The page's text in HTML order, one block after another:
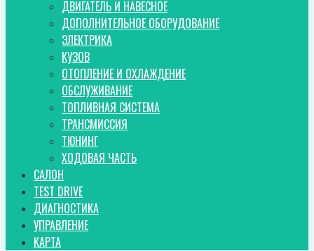
ДВИГАТЕЛЬ И НАВЕСНОЕ
ДОПОЛНИТЕЛЬНОЕ ОБОРУДОВАНИЕ
ЭЛЕКТРИКА
КУЗОВ
ОТОПЛЕНИЕ И ОХЛАЖДЕНИЕ
ОБСЛУЖИВАНИЕ
ТОПЛИВНАЯ СИСТЕМА
ТРАНСМИССИЯ
ТЮНИНГ
ХОДОВАЯ ЧАСТЬ
САЛОН
TEST DRIVE
ДИАГНОСТИКА
УПРАВЛЕНИЕ
КАРТА